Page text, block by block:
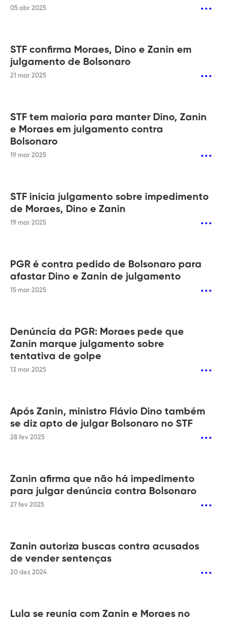
05 abr 2025
STF confirma Moraes, Dino e Zanin em
julgamento de Bolsonaro
21 mar 2025
STF tem maioria para manter Dino, Zanin
e Moraes em julgamento contra
Bolsonaro
19 mar 2025
STF inicia julgamento sobre impedimento
de Moraes, Dino e Zanin
19 mar 2025
PGR é contra pedido de Bolsonaro para
afastar Dino e Zanin de julgamento
15 mar 2025
Denúncia da PGR: Moraes pede que
Zanin marque julgamento sobre
tentativa de golpe
13 mar 2025
Após Zanin, ministro Flávio Dino também
se diz apto de julgar Bolsonaro no STF
28 fev 2025
Zanin afirma que não há impedimento
para julgar denúncia contra Bolsonaro
27 fev 2025
Zanin autoriza buscas contra acusados
de vender sentenças
20 dez 2024
Lula se reunia com Zanin e Moraes no